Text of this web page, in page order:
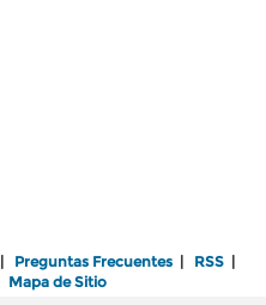
| Preguntas Frecuentes | RSS |
Mapa de Sitio